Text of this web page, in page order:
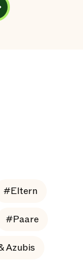
#Eltern
#Paare
Azubis